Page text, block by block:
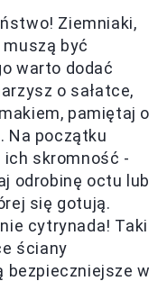
Ziemniaki,
być
warto dodać
o sałatce,
pamiętaj o
Na początku
skromność -
odrobinę octu lub
się gotują.
cytrynada! Taki
ściany
bezpieczniejsze w